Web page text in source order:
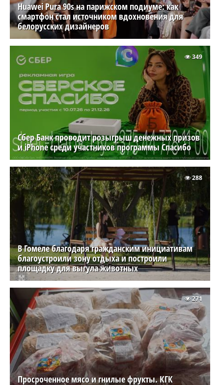
Huawei Pura 90s на парижском подиуме: как
смартфон стал источником вдохновения для
белорусских дизайнеров
Сбер Банк проводит розыгрыш денежных призов
и iPhone среди участников программы Спасибо
349
В Гомеле благодаря гражданским инициативам
благоустроили зону отдыха и построили
площадку для выгула животных
288
Просроченное мясо и гнилые фрукты. КГК
271